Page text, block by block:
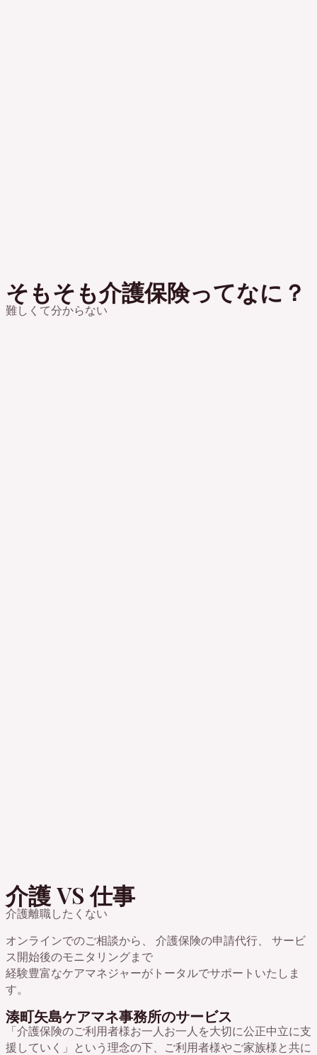
そもそも介護保険ってなに？
難しくて分からない
介護 VS 仕事
介護離職したくない
オンラインでのご相談から、 介護保険の申請代行、 サービ
ス開始後のモニタリングまで
経験豊富なケアマネジャーがトータルでサポートいたしま
す。
湊町矢島ケアマネ事務所のサービス
「介護保険のご利用者様お一人お一人を大切に公正中立に支
援していく」という理念の下、ご利用者様やご家族様と共に